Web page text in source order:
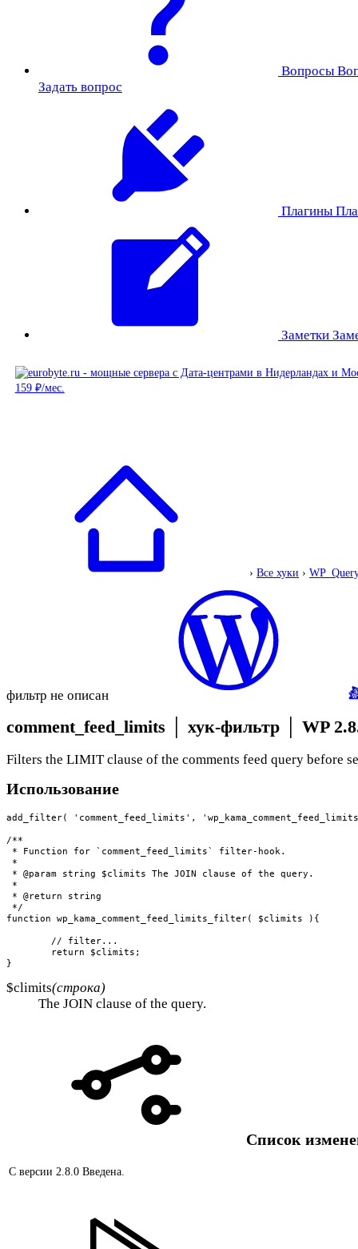
Вопросы
Задать вопрос
Плагины
Заметки
› Все хуки ›
фильтр не описан
comment_feed_limits хук-фильтр WP
Filters the LIMIT clause of the comments feed query before
Использование
add_filter( 'comment_feed_limits',
/**
* Function for `comment_feed_limits` filter-hook.
*
* @param string $climits The JOIN clause of the query.
*
* @return string
*/
function wp_kama_comment_feed_limits_filter( $climits ){
}
$climits(строка)
The JOIN clause of the query.
Список
С версии 2.8.0 Введена.